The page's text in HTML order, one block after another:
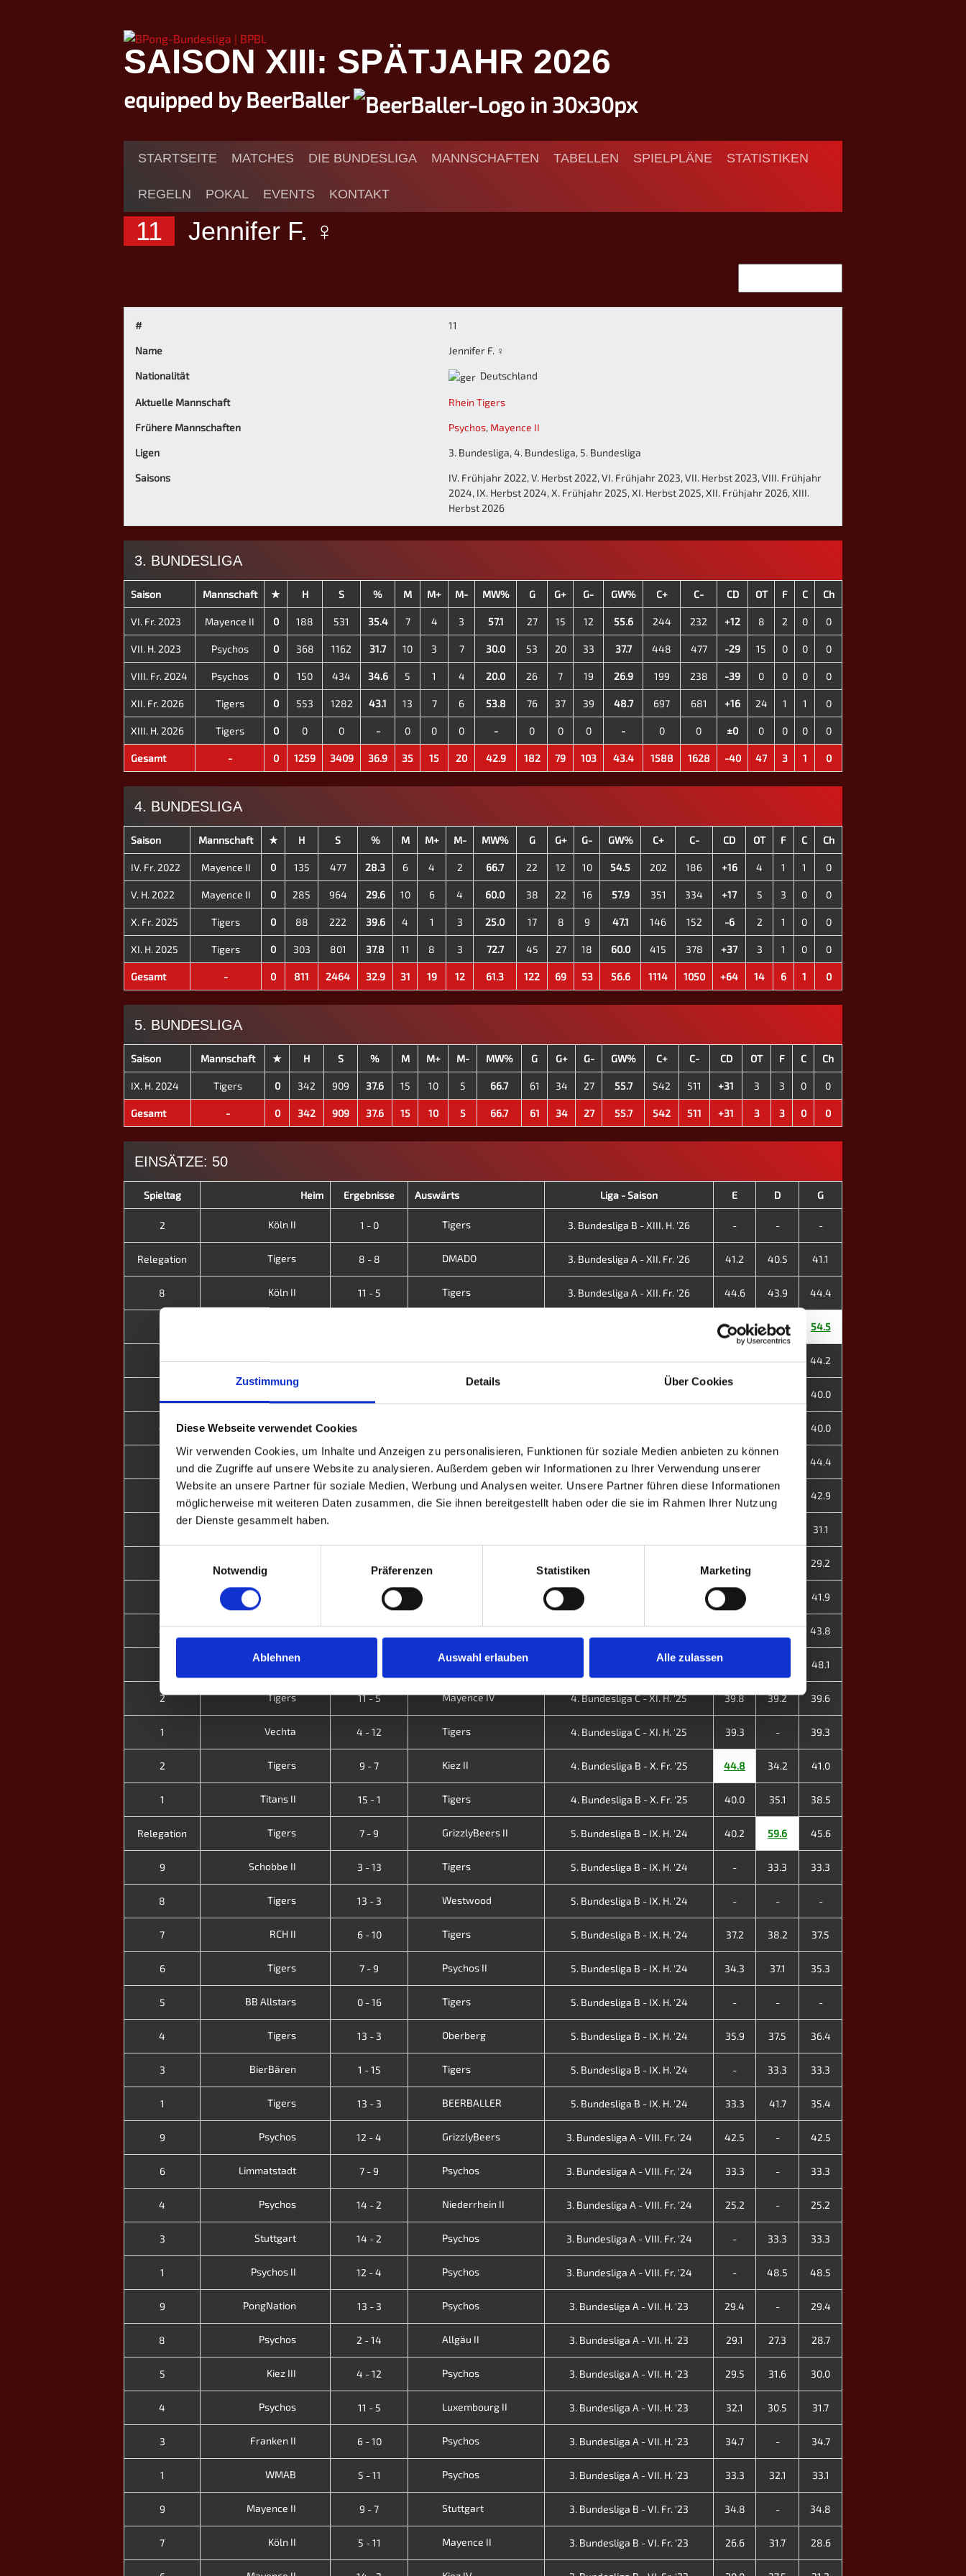
Zustimmung Details Über Cookies
Diese Webseite verwendet Cookies
Wir verwenden Cookies, um Inhalte und Anzeigen zu personalisieren, Funktionen für soziale Medien anbieten zu können
und die Zugriffe auf unsere Website zu analysieren. Außerdem geben wir Informationen zu Ihrer Verwendung unserer
Website an unsere Partner für soziale Medien, Werbung und Analysen weiter. Unsere Partner führen diese Informationen
möglicherweise mit weiteren Daten zusammen, die Sie ihnen bereitgestellt haben oder die sie im Rahmen Ihrer Nutzung
der Dienste gesammelt haben.
Notwendig
Präferenzen Statistiken Marketing
Ablehnen Auswahl erlauben Alle zulassen
SAISON XIII: SPÄTJAHR 2026
equipped by BeerBaller
STARTSEITE MATCHES DIE BUNDESLIGA MANNSCHAFTEN TABELLEN SPIELPLÄNE STATISTIKEN
REGELN POKAL EVENTS KONTAKT
11 Jennifer F. ♀
# 11
Name Jennifer F. ♀
Nationalität Deutschland
Aktuelle Mannschaft Rhein Tigers
Frühere Mannschaften Psychos, Mayence II
Ligen 3. Bundesliga, 4. Bundesliga, 5. Bundesliga
Saisons
IV. Frühjahr 2022, V. Herbst 2022, VI. Frühjahr 2023, VII. Herbst 2023, VIII. Frühjahr
2024, IX. Herbst 2024, X. Frühjahr 2025, XI. Herbst 2025, XII. Frühjahr 2026, XIII.
Herbst 2026
3. BUNDESLIGA
Saison Mannschaft ★ H S % M M+ M- MW% G G+ G- GW% C+ C- CD OT F C Ch
VI. Fr. 2023 Mayence II 0 188 531 35.4 7 4 3 57.1 27 15 12 55.6 244 232 +12 8 2 0 0
VII. H. 2023 Psychos 0 368 1162 31.7 10 3 7 30.0 53 20 33 37.7 448 477 -29 15 0 0 0
VIII. Fr. 2024 Psychos 0 150 434 34.6 5 1 4 20.0 26 7 19 26.9 199 238 -39 0 0 0 0
XII. Fr. 2026 Tigers 0 553 1282 43.1 13 7 6 53.8 76 37 39 48.7 697 681 +16 24 1 1 0
XIII. H. 2026 Tigers 0 0 0 - 0 0 0 - 0 0 0 - 0 0 ±0 0 0 0 0
Gesamt - 0 1259 3409 36.9 35 15 20 42.9 182 79 103 43.4 1588 1628 -40 47 3 1 0
4. BUNDESLIGA
Saison Mannschaft ★ H S % M M+ M- MW% G G+ G- GW% C+ C- CD OT F C Ch
IV. Fr. 2022 Mayence II 0 135 477 28.3 6 4 2 66.7 22 12 10 54.5 202 186 +16 4 1 1 0
V. H. 2022 Mayence II 0 285 964 29.6 10 6 4 60.0 38 22 16 57.9 351 334 +17 5 3 0 0
X. Fr. 2025 Tigers 0 88 222 39.6 4 1 3 25.0 17 8 9 47.1 146 152 -6 2 1 0 0
XI. H. 2025 Tigers 0 303 801 37.8 11 8 3 72.7 45 27 18 60.0 415 378 +37 3 1 0 0
Gesamt - 0 811 2464 32.9 31 19 12 61.3 122 69 53 56.6 1114 1050 +64 14 6 1 0
5. BUNDESLIGA
Saison Mannschaft ★ H S % M M+ M- MW% G G+ G- GW% C+ C- CD OT F C Ch
IX. H. 2024 Tigers 0 342 909 37.6 15 10 5 66.7 61 34 27 55.7 542 511 +31 3 3 0 0
Gesamt - 0 342 909 37.6 15 10 5 66.7 61 34 27 55.7 542 511 +31 3 3 0 0
EINSÄTZE: 50
Spieltag Heim Ergebnisse Auswärts Liga - Saison E D G
2 Köln II 1 - 0 Tigers 3. Bundesliga B - XIII. H. '26 - - -
Relegation Tigers 8 - 8 DMADO 3. Bundesliga A - XII. Fr. '26 41.2 40.5 41.1
8 Köln II 11 - 5 Tigers 3. Bundesliga A - XII. Fr. '26 44.6 43.9 44.4
- 54.5 54.5
6 Rheinshooters 7 - 9 Tigers 3. Bundesliga A - XII. Fr. '26 41.0 53.6 44.2
40.0
4 Tigers 4 - 12 40.0
Tigers United 3. Bundesliga A - XII. Fr. '26 44.4
Tigers 42.9
Tigers 31.1
29.2
4. Bundesliga C - XI. H. '25 43.3 41.9
4 Tigers 13 - 3 Oldenburg 4. Bundesliga C - XI. H. '25 39.0 54.3 43.8
Oberberg Tigers 4. Bundesliga C - XI. H. '25 48.1
2 Tigers 11 - 5 Mayence IV 4. Bundesliga C - XI. H. '25 39.8 39.2 39.6
1 Vechta 4 - 12 Tigers 4. Bundesliga C - XI. H. '25 39.3 - 39.3
2 Tigers 9 - 7 Kiez II 4. Bundesliga B - X. Fr. '25 44.8 34.2 41.0
1 Titans II 15 - 1 Tigers 4. Bundesliga B - X. Fr. '25 40.0 35.1 38.5
Relegation Tigers 7 - 9 GrizzlyBeers II 5. Bundesliga B - IX. H. '24 40.2 59.6 45.6
9 Schobbe II 3 - 13 Tigers 5. Bundesliga B - IX. H. '24 - 33.3 33.3
8 Tigers 13 - 3 Westwood 5. Bundesliga B - IX. H. '24 - - -
7 RCH II 6 - 10 Tigers 5. Bundesliga B - IX. H. '24 37.2 38.2 37.5
6 Tigers 7 - 9 Psychos II 5. Bundesliga B - IX. H. '24 34.3 37.1 35.3
5 BB Allstars 0 - 16 Tigers 5. Bundesliga B - IX. H. '24 - - -
4 Tigers 13 - 3 Oberberg 5. Bundesliga B - IX. H. '24 35.9 37.5 36.4
3 BierBären 1 - 15 Tigers 5. Bundesliga B - IX. H. '24 - 33.3 33.3
1 Tigers 13 - 3 BEERBALLER 5. Bundesliga B - IX. H. '24 33.3 41.7 35.4
9 Psychos 12 - 4 GrizzlyBeers 3. Bundesliga A - VIII. Fr. '24 42.5 - 42.5
6 Limmatstadt 7 - 9 Psychos 3. Bundesliga A - VIII. Fr. '24 33.3 - 33.3
4 Psychos 14 - 2 Niederrhein II 3. Bundesliga A - VIII. Fr. '24 25.2 - 25.2
3 Stuttgart 14 - 2 Psychos 3. Bundesliga A - VIII. Fr. '24 - 33.3 33.3
1 Psychos II 12 - 4 Psychos 3. Bundesliga A - VIII. Fr. '24 - 48.5 48.5
9 PongNation 13 - 3 Psychos 3. Bundesliga A - VII. H. '23 29.4 - 29.4
8 Psychos 2 - 14 Allgäu II 3. Bundesliga A - VII. H. '23 29.1 27.3 28.7
5 Kiez III 4 - 12 Psychos 3. Bundesliga A - VII. H. '23 29.5 31.6 30.0
4 Psychos 11 - 5 Luxembourg II 3. Bundesliga A - VII. H. '23 32.1 30.5 31.7
3 Franken II 6 - 10 Psychos 3. Bundesliga A - VII. H. '23 34.7 - 34.7
1 WMAB 5 - 11 Psychos 3. Bundesliga A - VII. H. '23 33.3 32.1 33.1
9 Mayence II 9 - 7 Stuttgart 3. Bundesliga B - VI. Fr. '23 34.8 - 34.8
7 Köln II 5 - 11 Mayence II 3. Bundesliga B - VI. Fr. '23 26.6 31.7 28.6